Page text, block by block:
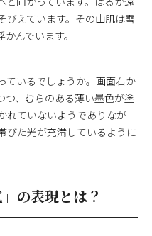
びえています。その山肌は雪
んでいます。
ているでしょうか。画面右か
つ、むらのある薄い墨色が塗
れていないようでありなが
びた光が充満しているように
の表現とは？